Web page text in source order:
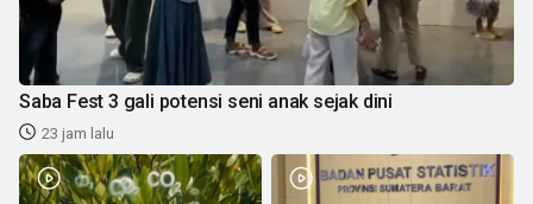
Saba Fest 3 gali potensi seni anak sejak dini
23 jam lalu